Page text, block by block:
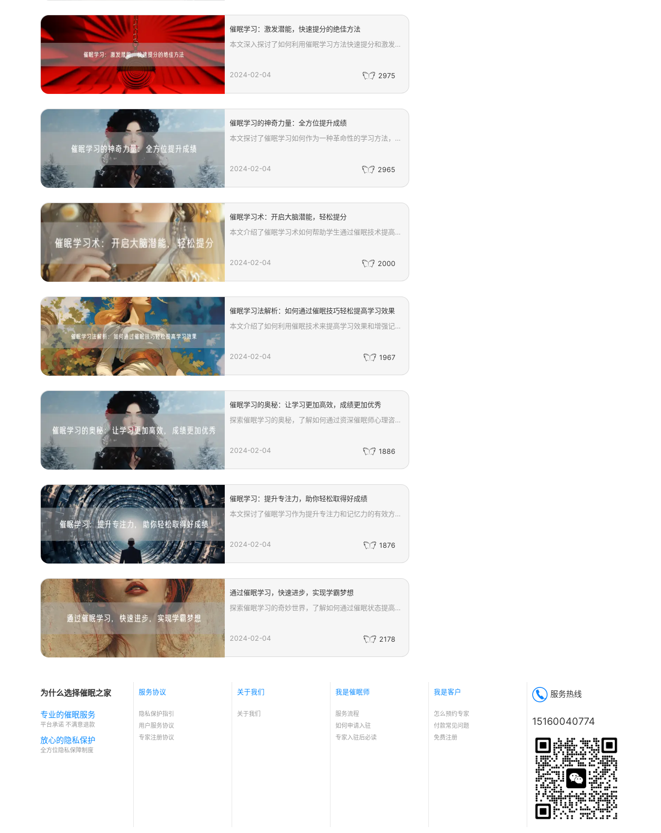
催眠学习：激发潜能，快速提分的绝佳方法
本文深入探讨了如何利用催眠学习方法快速提分和激发潜能。通过建立良好的学习环境、进入催眠状态、使用积极暗示以及催眠音频，我们可以有效提升学习效率和记忆力。此外，文章还强调了学习完成后进行巩固和反馈的重要性，帮助读者进一步完善学习方法，实现学习目标。通过这些绝佳的催眠学习技巧，每个人都能够开启内在潜能，达到事半功倍的学习效果。
2024-02-04 2975
催眠学习的神奇力量：全方位提升成绩
本文探讨了催眠学习如何作为一种革命性的学习方法，通过调整大脑波频率进入放松、专注状态，从而提高学习效率、加强记忆力。催眠学习不仅能够突破认知限制、增强学习动力和自信心，还能有效缓解学习焦虑和压力，提升思维能力和创造力。通过详细介绍催眠学习的多方面益处，本文为追求更高学习成就的读者提供了一种全新的视角和方法。
2024-02-04 2965
催眠学习术：开启大脑潜能，轻松提分
本文介绍了催眠学习术如何帮助学生通过催眠技术提高学习效果。催眠学习术通过深度放松和专注训练，使学生能够提升记忆力和注意力，从而在考试中轻松提分。文章详细阐述了催眠学习术的三大核心步骤：深度放松让大脑进入平静状态，通过专注训练提高注意力，以及激发潜意识增强记忆力。此外，还强调了催眠学习术的安全性和适用性，建议在专业催眠师或心理咨询师的指导下进行。
2024-02-04 2000
催眠学习法解析：如何通过催眠技巧轻松提高学习效果
本文介绍了如何利用催眠技术来提高学习效果和增强记忆力。通过深度放松和专注的状态，催眠可以帮助人们在学习过程中更有效地吸收知识。文章详细阐述了催眠的基本原理，以及如何在学习中应用催眠暗示来改善学习态度、提升集中力和记忆能力。无论是学生还是职场人士，都可以通过催眠技巧实现学习上的突破，轻松提升学习效率。
2024-02-04 1967
催眠学习的奥秘：让学习更加高效，成绩更加优秀
探索催眠学习的奥秘，了解如何通过资深催眠师心理咨询师的引导，利用催眠技术提高学习效率和成绩。本文详细介绍了催眠学习的原理、如何通过催眠提升专注力、改变学习态度、提高记忆力和理解能力，以及克服学习中的心理障碍。适用于学生和职场人士，催眠学习为你的学习之旅开启新的可能性，帮助你实现学习和生活上的突破。
2024-02-04 1886
催眠学习：提升专注力，助你轻松取得好成绩
本文探讨了催眠学习作为提升专注力和记忆力的有效方法，详细介绍了催眠学习的原理、实施步骤及其对学习效果的积极影响。文章还强调了催眠学习并不能替代传统学习方法，而是作为一种辅助技巧，与其他学习策略结合使用，以最大化学习成效。了解如何应用催眠学习方法，优化您的学习过程，实现学业和职业上的成功。
2024-02-04 1876
通过催眠学习，快速进步，实现学霸梦想
探索催眠学习的奇妙世界，了解如何通过催眠状态提高学习效率，激发内在潜能，增强学习动力。本文详细介绍了催眠学习的过程、优势及其对学习态度和习惯的积极影响，为追求卓越学习成绩的人们提供了一种全新的解决方案。了解如何释放你的潜意识力量，成为真正的学霸。
2024-02-04 2178
为什么选择催眠之家
专业的催眠服务
平台承诺 不满意退款
放心的隐私保护
全方位隐私保障制度
服务协议
隐私保护指引
用户服务协议
专家注册协议
关于我们
关于我们
我是催眠师
服务流程
如何申请入驻
专家入驻后必读
我是客户
怎么预约专家
付款常见问题
免费注册
服务热线
15160040774